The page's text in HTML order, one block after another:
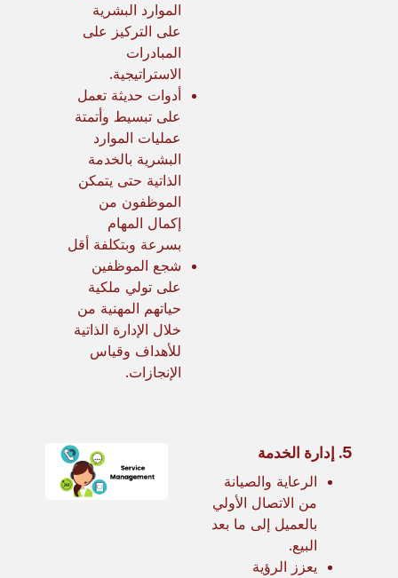
الموارد البشرية
على التركيز على
المبادرات
الاستراتيجية.
أدوات حديثة تعمل
على تبسيط وأتمتة
عمليات الموارد
البشرية بالخدمة
الذاتية حتى يتمكن
الموظفون من
إكمال المهام
بسرعة وبتكلفة أقل
شجع الموظفين
على تولي ملكية
حياتهم المهنية من
خلال الإدارة الذاتية
للأهداف وقياس
الإنجازات.
5. إدارة الخدمة
الرعاية والصيانة
من الاتصال الأولي
بالعميل إلى ما بعد
البيع.
يعزز الرؤية